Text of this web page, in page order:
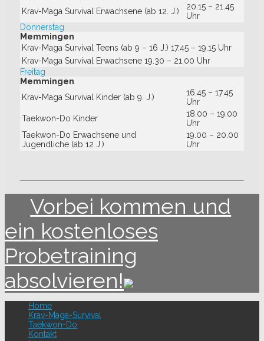
Krav-Maga Survival Erwachsene (ab 12. J.)
20.15 – 21.45
Uhr
Donnerstag
Memmingen
Krav-Maga Survival Teens (ab 9 – 16 J.) 17.45 – 19.15 Uhr
Krav-Maga Survival Erwachsene 19.30 – 21.00 Uhr
Freitag
Memmingen
Krav-Maga Survival Kinder (ab 9. J.)
16.45 – 17.45
Uhr
Taekwon-Do Kinder
18.00 – 19.00
Uhr
Taekwon-Do Erwachsene und
Jugendliche (ab 12 J.)
19.00 – 20.00
Uhr
Vorbei kommen und
ein kostenloses
Probetraining
absolvieren!
Home
Krav-Maga-Survival
Taekwon-Do
Kontakt